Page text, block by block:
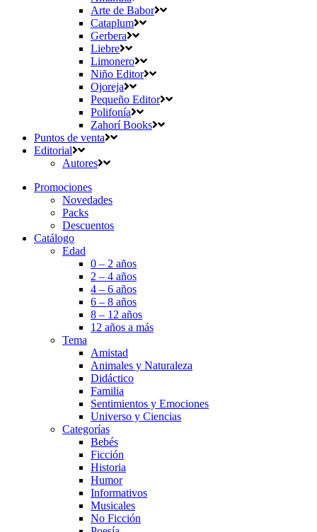
Arte de Babor
Cataplum
Gerbera
Liebre
Limonero
Niño Editor
Ojoreja
Pequeño Editor
Polifonía
Zahorí Books
Puntos de venta
Editorial
Autores
Promociones
Novedades
Packs
Descuentos
Catálogo
Edad
0 – 2 años
2 – 4 años
4 – 6 años
6 – 8 años
8 – 12 años
12 años a más
Tema
Amistad
Animales y Naturaleza
Didáctico
Familia
Sentimientos y Emociones
Universo y Ciencias
Categorías
Bebés
Ficción
Historia
Humor
Informativos
Musicales
No Ficción